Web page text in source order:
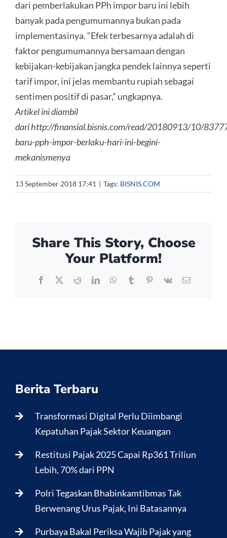
dari pemberlakukan PPh impor baru ini lebih
banyak pada pengumumannya bukan pada
implementasinya. “Efek terbesarnya adalah di
faktor pengumumannya bersamaan dengan
kebijakan-kebijakan jangka pendek lainnya seperti
tarif impor, ini jelas membantu rupiah sebagai
sentimen positif di pasar,” ungkapnya.
Artikel ini diambil
dari http://finansial.bisnis.com/read/20180913/10/
baru-pph-impor-berlaku-hari-ini-begini-
mekanismenya
13 September 2018 17:41 | Tags: BISNIS.COM
Share This Story, Choose
Your Platform!
Facebook
X RedditLinkedInWhatsApp
TumblrPinterest
Vk Email
Berita Terbaru
Transformasi Digital Perlu Diimbangi
Kepatuhan Pajak Sektor Keuangan
Restitusi Pajak 2025 Capai Rp361 Triliun
Lebih, 70% dari PPN
Polri Tegaskan Bhabinkamtibmas Tak
Berwenang Urus Pajak, Ini Batasannya
Purbaya Bakal Periksa Wajib Pajak yang